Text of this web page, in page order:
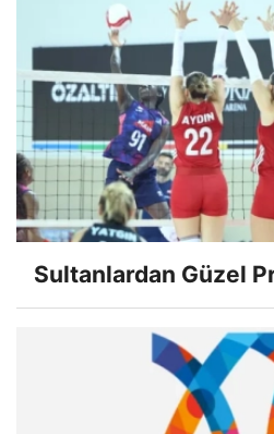
Sultanlardan Güzel